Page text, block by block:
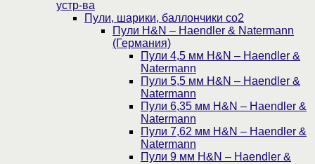
устр-ва
Пули, шарики, баллончики со2
Пули H&N – Haendler & Natermann
(Германия)
Пули 4,5 мм H&N – Haendler &
Natermann
Пули 5,5 мм H&N – Haendler &
Natermann
Пули 6,35 мм H&N – Haendler &
Natermann
Пули 7,62 мм H&N – Haendler &
Natermann
Пули 9 мм H&N – Haendler &